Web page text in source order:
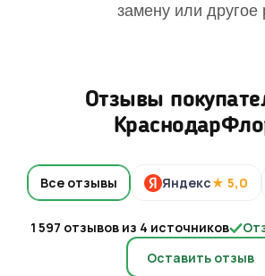
замену или другое
Отзывы
Все отзывы Яндекс★ 5,0
1 597 отзывов из 4 источников
Оставить отзыв